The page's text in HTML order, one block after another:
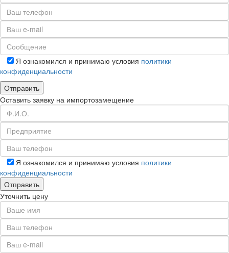
Я ознакомился и принимаю условия политики
конфиденциальности
Оставить заявку на импортозамещение
Я ознакомился и принимаю условия политики
конфиденциальности
Уточнить цену